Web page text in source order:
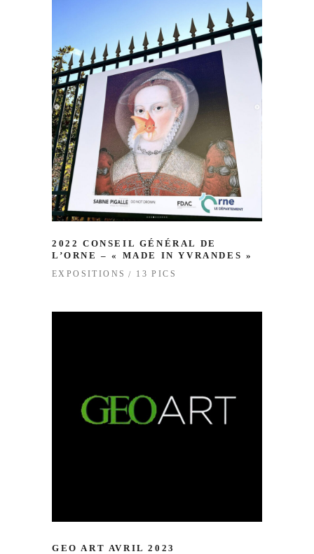
2022 CONSEIL GÉNÉRAL DE
L’ORNE – « MADE IN YVRANDES »
EXPOSITIONS 13 PICS
GEO ART AVRIL 2023